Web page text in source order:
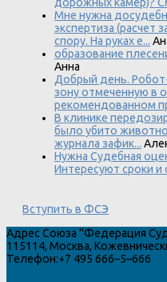
Мне нужна
экспертиза (расчет
спору. На руках е...
образование
Анна
Добрый день.
зону отмеченную в
рекомендованном
В клинике
было убито
журнала зафик...
Нужна Судебная
Интересуют сроки и
Вступить в ФСЭ
Адрес Союза "Федерация
115114, Москва,
Телефон:+7 495 666–5–666